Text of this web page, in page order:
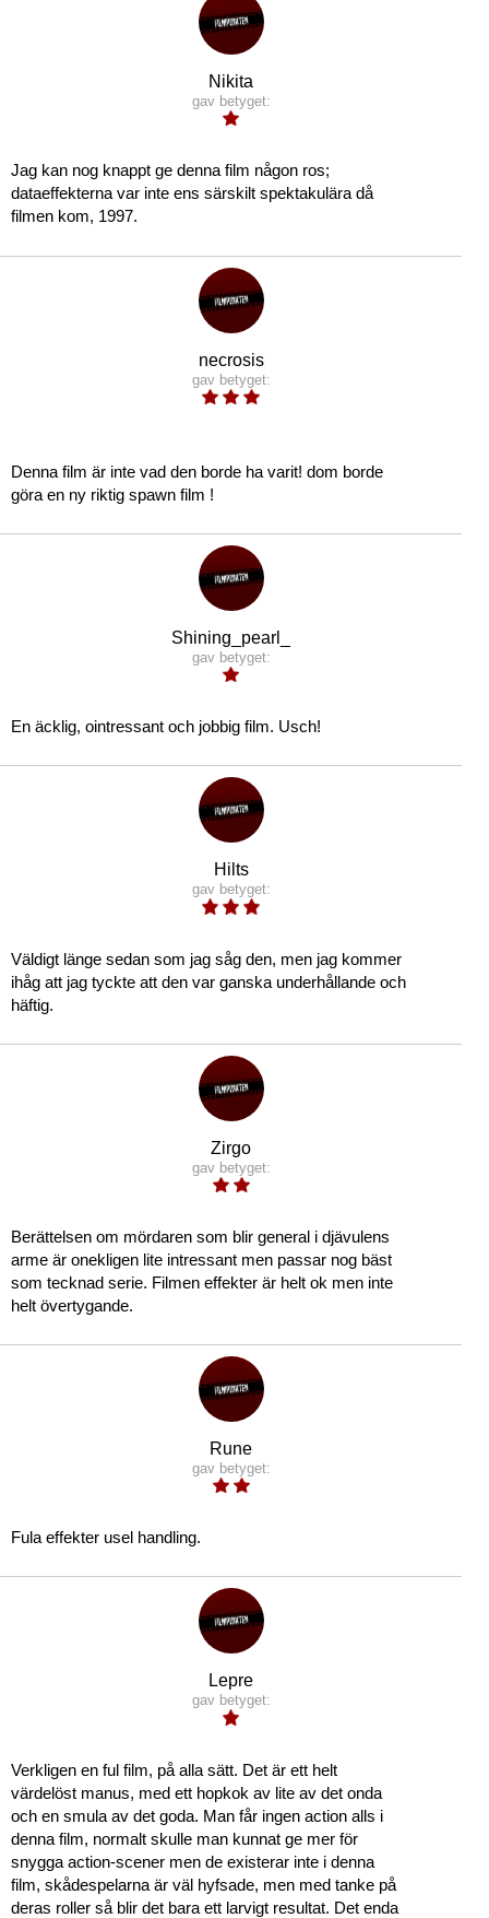
Nikita
gav betyget:
Jag kan nog knappt ge denna film någon ros;
dataeffekterna var inte ens särskilt spektakulära då
filmen kom, 1997.
necrosis
gav betyget:
Denna film är inte vad den borde ha varit! dom borde
göra en ny riktig spawn film !
Shining_pearl_
gav betyget:
En äcklig, ointressant och jobbig film. Usch!
Hilts
gav betyget:
Väldigt länge sedan som jag såg den, men jag kommer
ihåg att jag tyckte att den var ganska underhållande och
häftig.
Zirgo
gav betyget:
Berättelsen om mördaren som blir general i djävulens
arme är onekligen lite intressant men passar nog bäst
som tecknad serie. Filmen effekter är helt ok men inte
helt övertygande.
Rune
gav betyget:
Fula effekter usel handling.
Lepre
gav betyget:
Verkligen en ful film, på alla sätt. Det är ett helt
värdelöst manus, med ett hopkok av lite av det onda
och en smula av det goda. Man får ingen action alls i
denna film, normalt skulle man kunnat ge mer för
snygga action-scener men de existerar inte i denna
film, skådespelarna är väl hyfsade, men med tanke på
deras roller så blir det bara ett larvigt resultat. Det enda